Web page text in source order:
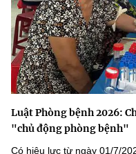
Luật Phòng bệnh 2026:
"chủ động phòng bệnh"
Có hiệu lực từ ngày 01/7/